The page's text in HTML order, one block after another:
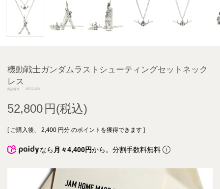
機動戦士ガンダムラストシューティングセットネック
レス
商品番号 JSTG12SV
52,800
[ ご購入後、 2,400 円分 のポイントを獲得できます ]
なら 月々4,400円から。分割手数料無料